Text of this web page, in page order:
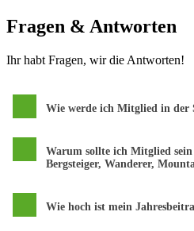
Fragen & Antworten
Ihr habt Fragen, wir die Antworten!
Wie werde ich Mitglied in der
Warum sollte ich Mitglied
Bergsteiger, Wanderer,
Wie hoch ist mein